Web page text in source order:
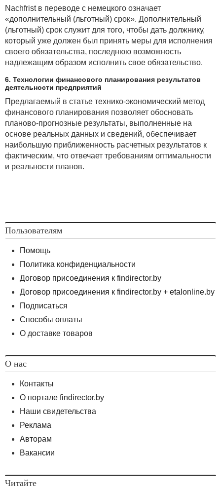
Nachfrist в переводе с немецкого означает
«дополнительный (льготный) срок». Дополнительный
(льготный) срок служит для того, чтобы дать должнику,
который уже должен был принять меры для исполнения
своего обязательства, последнюю возможность
надлежащим образом исполнить свое обязательство.
6. Технологии финансового планирования результатов
деятельности предприятий
Предлагаемый в статье технико-экономический метод
финансового планирования позволяет обосновать
планово-прогнозные результаты, выполненные на
основе реальных данных и сведений, обеспечивает
наибольшую приближенность расчетных результатов к
фактическим, что отвечает требованиям оптимальности
и реальности планов.
Пользователям
Помощь
Политика конфиденциальности
Договор присоединения к findirector.by
Договор присоединения к findirector.by + etalonline.by
Подписаться
Способы оплаты
О доставке товаров
О нас
Контакты
О портале findirector.by
Наши свидетельства
Реклама
Авторам
Вакансии
Читайте